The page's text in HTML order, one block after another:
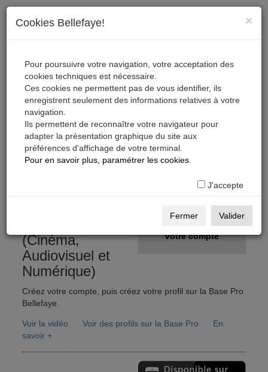
S'inscrire, télécharger,
votre compte
(Cinéma,
Audiovisuel et
Numérique)
Créez votre compte, puis créez votre profil sur la Base Pro
Bellefaye.
Voir la vidéo Voir des profils sur la Base Pro
En
savoir +
×
Cookies Bellefaye!
Pour poursuivre votre navigation, votre acceptation des
cookies techniques est nécessaire.
Ces cookies ne permettent pas de vous identifier, ils
enregistrent seulement des informations relatives à votre
navigation.
Ils permettent de reconnaître votre navigateur pour
adapter la présentation graphique du site aux
préférences d'affichage de votre terminal.
Pour en savoir plus, paramétrer les cookies
J'accepte
Fermer Valider